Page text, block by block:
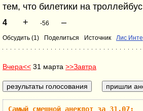
тем, что билетики на
4 + -56 –
Обсудить (1) Поделиться Источник Лис
Вчера<< 31 марта >>Завтра
Самый смешной анекдот за 31.07: